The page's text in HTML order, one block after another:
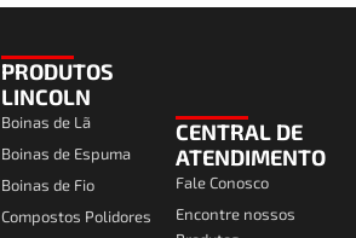
PRODUTOS
LINCOLN
Boinas de Lã
Boinas de Espuma
Boinas de Fio
Compostos Polidores
CENTRAL DE
ATENDIMENTO
Fale Conosco
Encontre nossos